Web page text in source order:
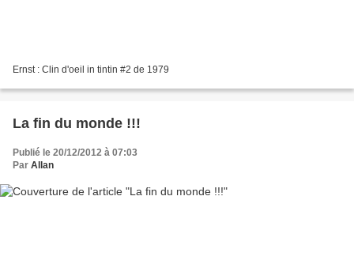
Ernst : Clin d'oeil in tintin #2 de 1979
La fin du monde !!!
Publié le 20/12/2012 à 07:03
Par Allan